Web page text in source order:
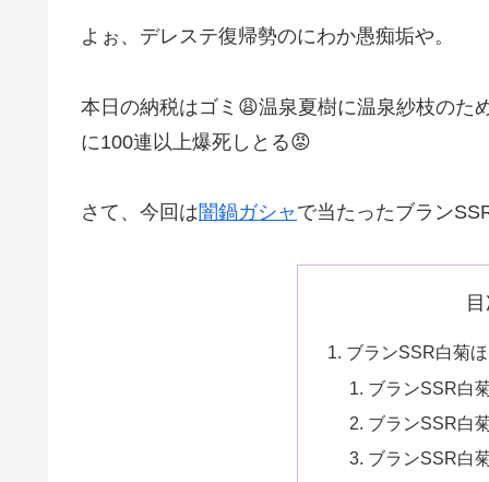
よぉ、デレステ復帰勢のにわか愚痴垢や。
本日の納税はゴミ😩温泉夏樹に温泉紗枝のた
に100連以上爆死しとる😡
さて、今回は闇鍋ガシャ で当たったブラン
ブランSSR白菊
ブランSSR白
ブランSSR白
ブランSSR白